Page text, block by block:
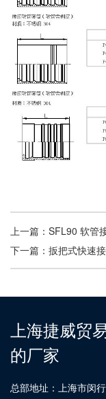
上一篇： SFL90 软管
下一篇： 扳把式快速
上海捷威贸
的厂家
总部地址：上海市闵